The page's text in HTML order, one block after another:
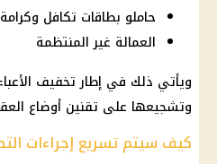
حاملو بطاقات تكافل وكرامة
العمالة غير المنتظمة
ويأتي ذلك في إطار تخفيف
وتشجيعها على تقنين أوضاع
كيف سيتم تسريع إجراءات